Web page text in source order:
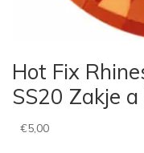
Hot Fix
SS20 Zakje
€5,00